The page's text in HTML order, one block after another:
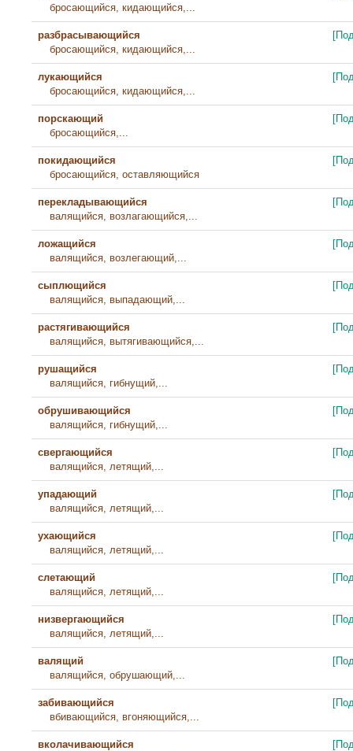
бросающийся, кидающийся,...
разбрасывающийся
бросающийся, кидающийся,...
лукающийся
бросающийся, кидающийся,...
порскающий
бросающийся,...
покидающийся
бросающийся, оставляющийся
перекладывающийся
валящийся, возлагающийся,...
ложащийся
валящийся, возлегающий,...
сыплющийся
валящийся, выпадающий,...
растягивающийся
валящийся, вытягивающийся,...
рушащийся
валящийся, гибнущий,...
обрушивающийся
валящийся, гибнущий,...
свергающийся
валящийся, летящий,...
упадающий
валящийся, летящий,...
ухающийся
валящийся, летящий,...
слетающий
валящийся, летящий,...
низвергающийся
валящийся, летящий,...
валящий
валящийся, обрушающий,...
забивающийся
вбивающийся, вгоняющийся,...
вколачивающийся